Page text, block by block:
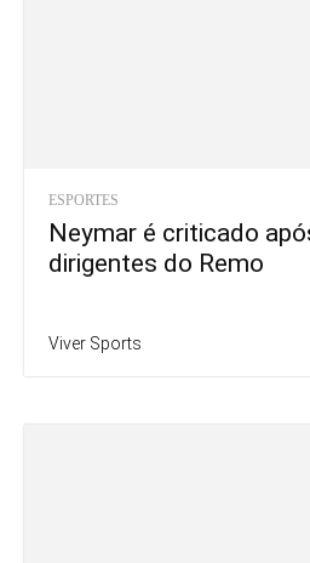
ESPORTES
Neymar é criticado
dirigentes do Remo
Viver Sports